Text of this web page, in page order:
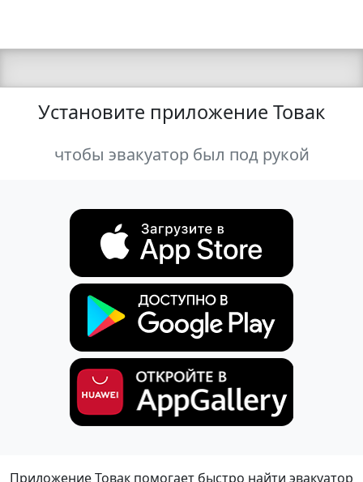
Установите приложение Товак
чтобы эвакуатор был под рукой
Приложение Товак помогает быстро найти эвакуатор